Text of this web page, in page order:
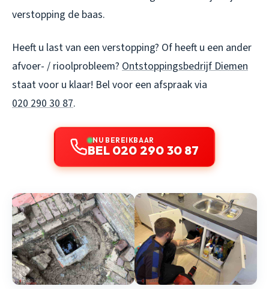
verstopping de baas.
Heeft u last van een verstopping? Of heeft u een ander
afvoer- / rioolprobleem? Ontstoppingsbedrijf Diemen
staat voor u klaar! Bel voor een afspraak via
020 290 30 87.
NU BEREIKBAAR
BEL 020 290 30 87